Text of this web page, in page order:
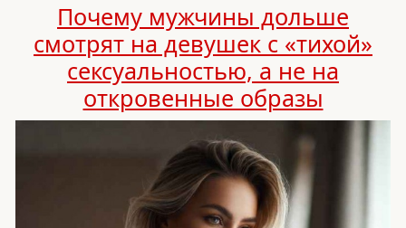
Почему мужчины дольше
смотрят на девушек с «тихой»
сексуальностью, а не на
откровенные образы